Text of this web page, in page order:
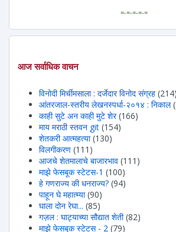
=-=-=-=-=
आज सर्वाधिक वाचन
विनोदी मिर्चीमसाला : दर्जेदार विनोद संग्रह (214)
आंतरजाल-स्तरीय लेखनस्पर्धा-२०१४ : निकाल
काही सुटे अन काही मुटे शेर (166)
माय मराठी स्तवन git (154)
शेतकरी आत्महत्या (130)
विलगीकरण (111)
आजचे शेतमालाचे बाजारभाव (111)
माझे फेसबूक स्टेटस-1 (100)
हे गणराज्य की धनराज्य? (94)
पाहून घे महात्म्या (90)
घाला दोन रेघा... (85)
गज़ल : घाट्याच्या सौद्यात शेती (82)
माझे फेसबूक स्टेटस - 2 (79)